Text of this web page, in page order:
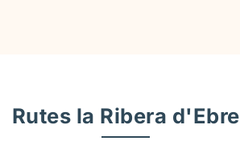
Rutes la Ribera d'Ebre